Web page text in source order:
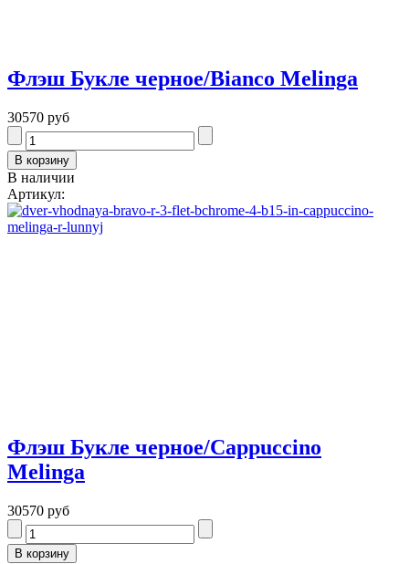
Флэш Букле черное/Bianco Melinga
30570 руб
В наличии
Артикул:
Флэш Букле черное/Cappuccino
Melinga
30570 руб